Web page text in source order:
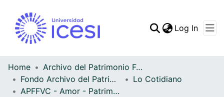
Statistics
Log In
Home
Archivo del Patrimonio Fotográfico y Fílmico del Valle del Cauca
Fondo Archivo del Patrimonio Fotográfico y Fílmico del Valle del Cauca
Lo Cotidiano
APFFVC - Amor - Patrimonial